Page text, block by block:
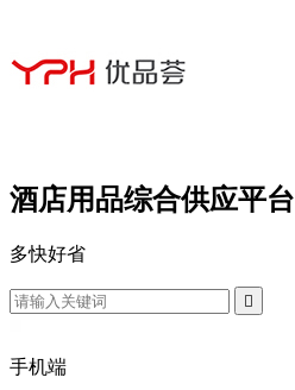
酒店用品综合供应平台
多快好省

手机端